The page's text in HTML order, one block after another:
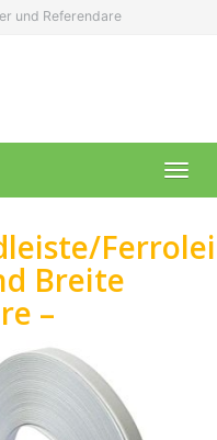
und Referendare
Breite
–